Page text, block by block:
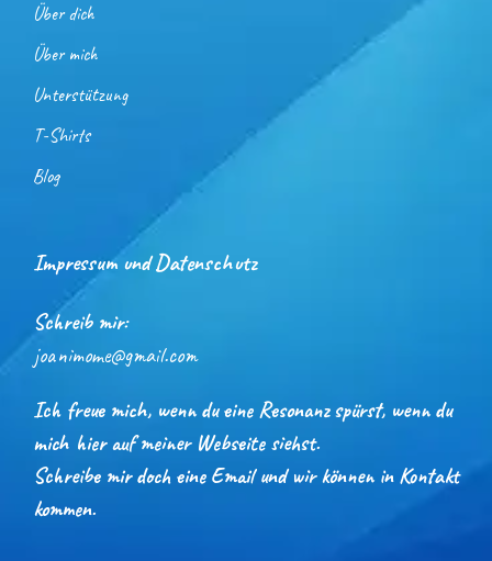
Über dich
Über mich
Unterstützung
T-Shirts
Blog
Impressum und Datenschutz
Schreib mir:
joanimome@gmail.com
Ich freue mich, wenn du eine Resonanz spürst, wenn du
mich hier auf meiner Webseite siehst.
Schreibe mir doch eine Email und wir können in Kontakt
kommen.